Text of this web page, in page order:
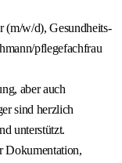
(m/w/d), Gesundheits-
pflegefachfrau
aber auch
sind herzlich
unterstützt.
Dokumentation,